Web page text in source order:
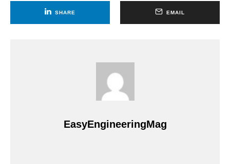
SHARE EMAIL
EasyEngineeringMag